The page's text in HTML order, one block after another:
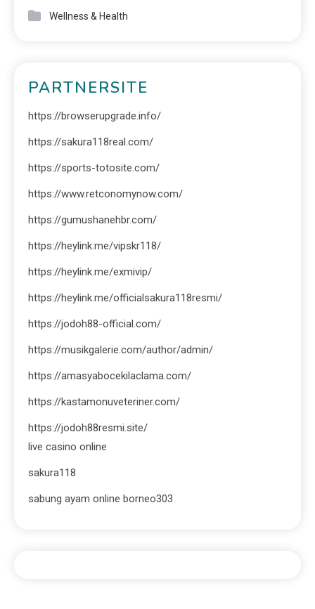
Wellness & Health
PARTNERSITE
https://browserupgrade.info/
https://sakura118real.com/
https://sports-totosite.com/
https://www.retconomynow.com/
https://gumushanehbr.com/
https://heylink.me/vipskr118/
https://heylink.me/exmivip/
https://heylink.me/officialsakura118resmi/
https://jodoh88-official.com/
https://musikgalerie.com/author/admin/
https://amasyabocekilaclama.com/
https://kastamonuveteriner.com/
https://jodoh88resmi.site/
live casino online
sakura118
sabung ayam online borneo303